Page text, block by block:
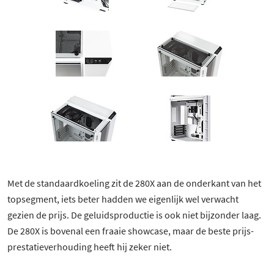
Met de standaardkoeling zit de 280X aan de onderkant van het
topsegment, iets beter hadden we eigenlijk wel verwacht
gezien de prijs. De geluidsproductie is ook niet bijzonder laag.
De 280X is bovenal een fraaie showcase, maar de beste prijs-
prestatieverhouding heeft hij zeker niet.